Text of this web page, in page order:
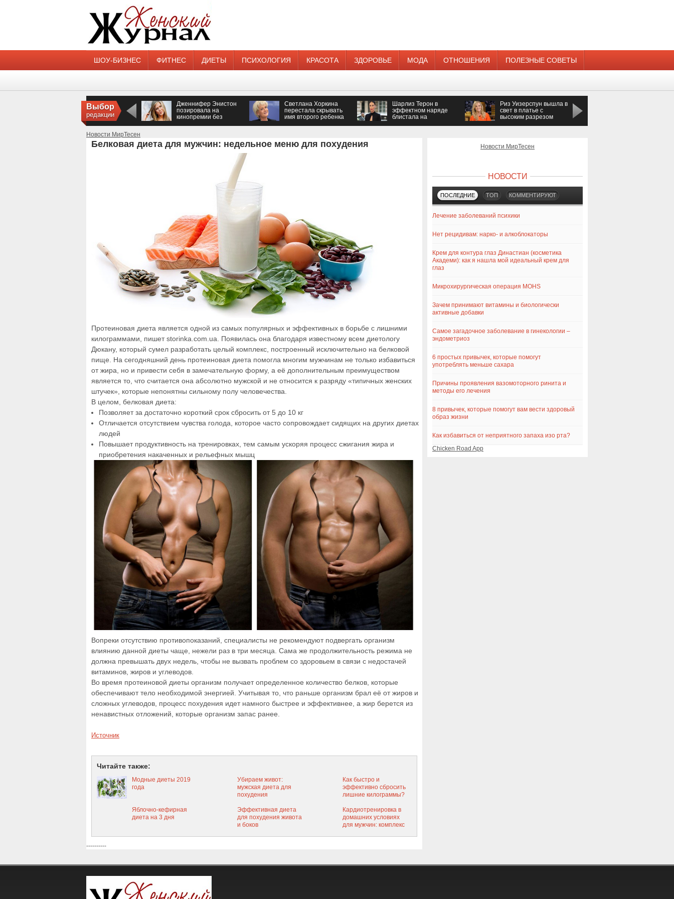
ШОУ-БИЗНЕС ФИТНЕС ДИЕТЫ ПСИХОЛОГИЯ КРАСОТА ЗДОРОВЬЕ МОДА ОТНОШЕНИЯ ПОЛЕЗНЫЕ СОВЕТЫ
Выбор
редакции
Дженнифер Энистон
позировала на
кинопремии без
Светлана Хоркина
перестала скрывать
имя второго ребенка
Шарлиз Терон в
эффектном наряде
блистала на
Риз Уизерспун вышла в
свет в платье с
высоким разрезом
Новости МирТесен
Белковая диета для мужчин: недельное меню для похудения
Протеиновая диета является одной из самых популярных и эффективных в борьбе с лишними
килограммами, пишет storinka.com.ua. Появилась она благодаря известному всем диетологу
Дюкану, который сумел разработать целый комплекс, построенный исключительно на белковой
пище. На сегодняшний день протеиновая диета помогла многим мужчинам не только избавиться
от жира, но и привести себя в замечательную форму, а её дополнительным преимуществом
является то, что считается она абсолютно мужской и не относится к разряду «типичных женских
штучек», которые непонятны сильному полу человечества.
В целом, белковая диета:
Позволяет за достаточно короткий срок сбросить от 5 до 10 кг
Отличается отсутствием чувства голода, которое часто сопровождает сидящих на других диетах
людей
Повышает продуктивность на тренировках, тем самым ускоряя процесс сжигания жира и
приобретения накаченных и рельефных мышц
Вопреки отсутствию противопоказаний, специалисты не рекомендуют подвергать организм
влиянию данной диеты чаще, нежели раз в три месяца. Сама же продолжительность режима не
должна превышать двух недель, чтобы не вызвать проблем со здоровьем в связи с недостачей
витаминов, жиров и углеводов.
Во время протеиновой диеты организм получает определенное количество белков, которые
обеспечивают тело необходимой энергией. Учитывая то, что раньше организм брал её от жиров и
сложных углеводов, процесс похудения идет намного быстрее и эффективнее, а жир берется из
ненавистных отложений, которые организм запас ранее.
Источник
Читайте также:
Модные диеты 2019
года
Убираем живот:
мужская диета для
похудения
Как быстро и
эффективно сбросить
лишние килограммы?
диеты для похудения
Яблочно-кефирная
диета на 3 дня
Эффективная диета
для похудения живота
и боков
Кардиотренировка в
домашних условиях
для мужчин: комплекс
----------
Новости МирТесен
НОВОСТИ
ПОСЛЕДНИЕ ТОП КОММЕНТИРУЮТ
Лечение заболеваний психики
Нет рецидивам: нарко- и алкоблокаторы
Крем для контура глаз Династиан (косметика
Академи): как я нашла мой идеальный крем для
глаз
Микрохирургическая операция MOHS
Зачем принимают витамины и биологически
активные добавки
Самое загадочное заболевание в гинекологии –
эндометриоз
6 простых привычек, которые помогут
употреблять меньше сахара
Причины проявления вазомоторного ринита и
методы его лечения
8 привычек, которые помогут вам вести здоровый
образ жизни
Как избавиться от неприятного запаха изо рта?
Chicken Road App